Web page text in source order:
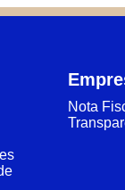
Nota